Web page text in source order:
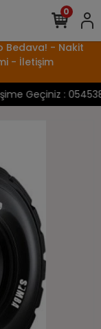
Bedava! - Nakit
- İletişim
Geçiniz :
0